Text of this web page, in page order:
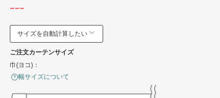
---
サイズを自動計算したい
ご注文カーテンサイズ
巾(ヨコ)：
幅サイズについて